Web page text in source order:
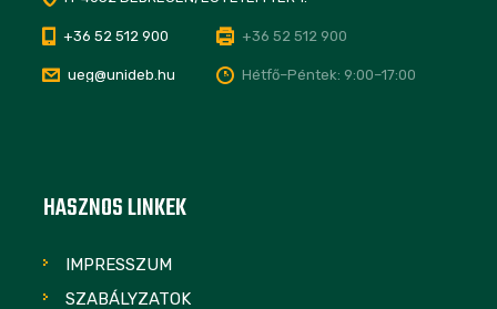
+36 52 512 900 +36 52 512 900
ueg@unideb.hu Hétfő–Péntek: 9:00–17:00
HASZNOS LINKEK
IMPRESSZUM
SZABÁLYZATOK